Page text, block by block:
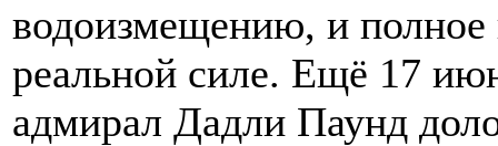
водоизмещению, и полное
реальной силе. Ещё 17
адмирал Дадли Паунд